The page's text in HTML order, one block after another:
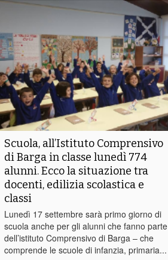
Scuola, all’Istituto Comprensivo
di Barga in classe lunedì 774
alunni. Ecco la situazione tra
docenti, edilizia scolastica e
classi
Lunedì 17 settembre sarà primo giorno di
scuola anche per gli alunni che fanno parte
dell’istituto Comprensivo di Barga – che
comprende le scuole di infanzia, primaria...